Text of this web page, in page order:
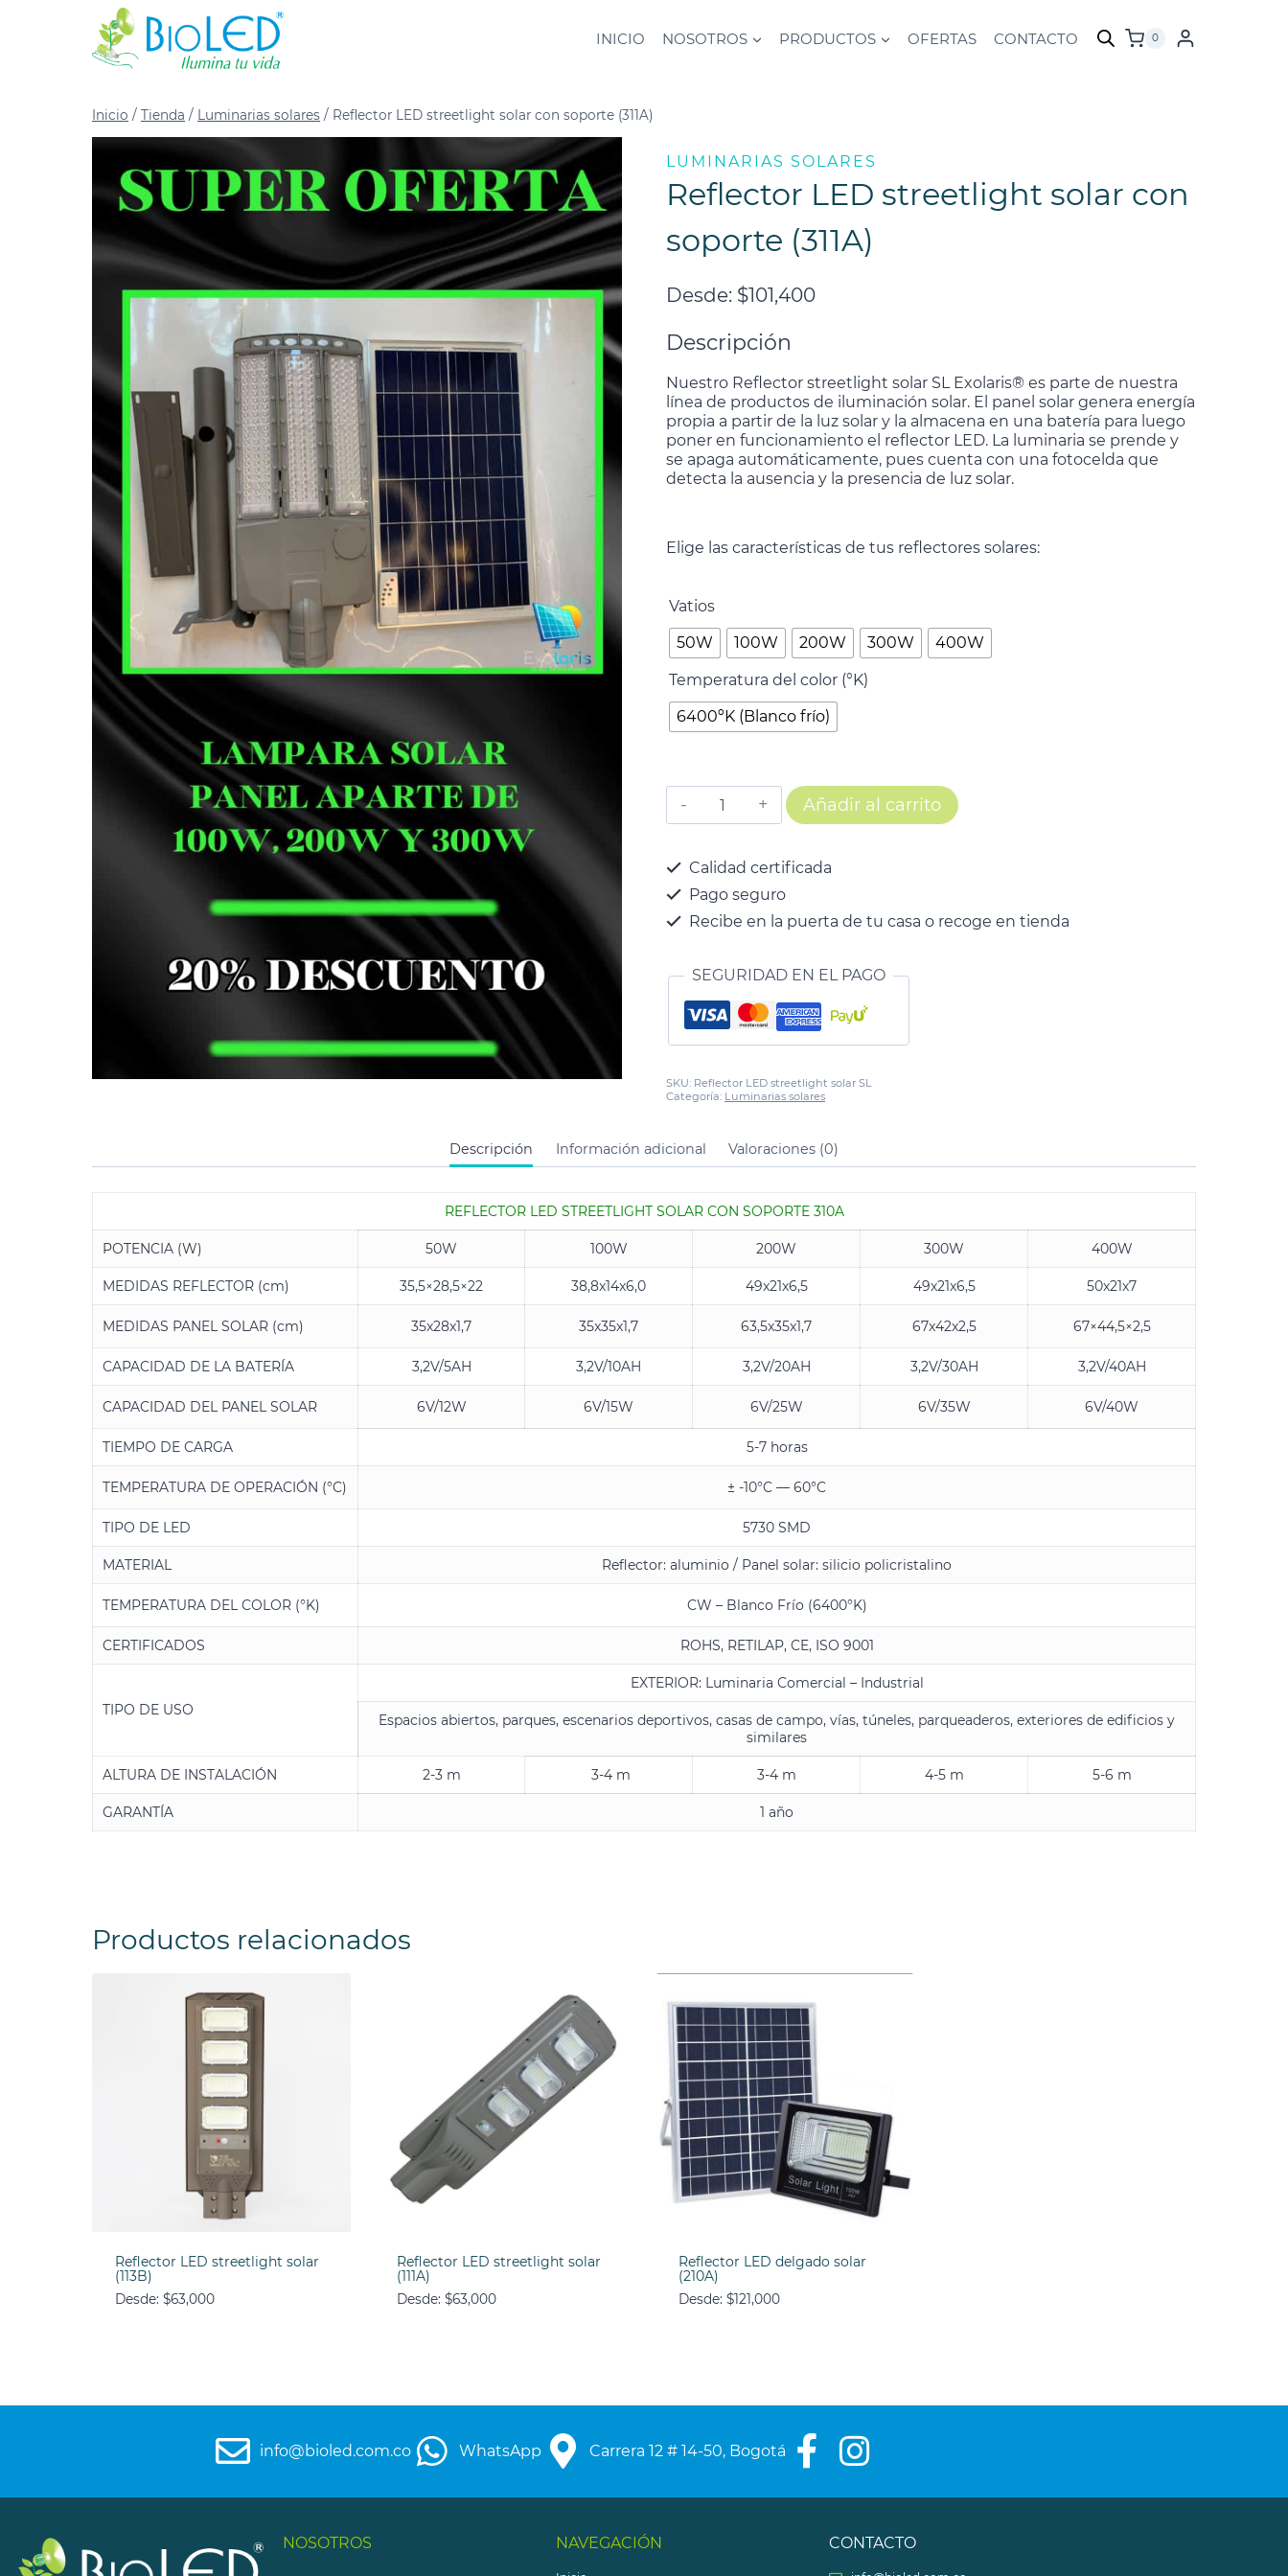
INICIO NOSOTROS PRODUCTOS OFERTAS CONTACTO 0
Inicio / Tienda / Luminarias solares / Reflector LED streetlight solar con soporte (311A)
LUMINARIAS SOLARES
Reflector LED streetlight solar con
soporte (311A)
Desde: $101,400
Descripción
Nuestro Reflector streetlight solar SL Exolaris® es parte de nuestra
línea de productos de iluminación solar. El panel solar genera energía
propia a partir de la luz solar y la almacena en una batería para luego
poner en funcionamiento el reflector LED. La luminaria se prende y
se apaga automáticamente, pues cuenta con una fotocelda que
detecta la ausencia y la presencia de luz solar.
Elige las características de tus reflectores solares:
Vatios
50W 100W 200W 300W 400W
Temperatura del color (°K)
6400ºK (Blanco frío)
Añadir al carrito
Calidad certificada
Pago seguro
Recibe en la puerta de tu casa o recoge en tienda
SEGURIDAD EN EL PAGO
SKU: Reflector LED streetlight solar SL
Categoría: Luminarias solares
Descripción Información adicional Valoraciones (0)
REFLECTOR LED STREETLIGHT SOLAR CON SOPORTE 310A
POTENCIA (W) 50W 100W 200W 300W 400W
MEDIDAS REFLECTOR (cm) 35,5×28,5×22 38,8x14x6,0 49x21x6,5 49x21x6,5 50x21x7
MEDIDAS PANEL SOLAR (cm) 35x28x1,7 35x35x1,7 63,5x35x1,7 67x42x2,5 67×44,5×2,5
CAPACIDAD DE LA BATERÍA 3,2V/5AH 3,2V/10AH 3,2V/20AH 3,2V/30AH 3,2V/40AH
CAPACIDAD DEL PANEL SOLAR 6V/12W 6V/15W 6V/25W 6V/35W 6V/40W
TIEMPO DE CARGA 5-7 horas
TEMPERATURA DE OPERACIÓN (°C) ± -10°C — 60°C
TIPO DE LED 5730 SMD
MATERIAL Reflector: aluminio / Panel solar: silicio policristalino
TEMPERATURA DEL COLOR (°K) CW – Blanco Frío (6400°K)
CERTIFICADOS ROHS, RETILAP, CE, ISO 9001
TIPO DE USO
EXTERIOR: Luminaria Comercial – Industrial
Espacios abiertos, parques, escenarios deportivos, casas de campo, vías, túneles, parqueaderos, exteriores de edificios y
similares
ALTURA DE INSTALACIÓN 2-3 m 3-4 m 3-4 m 4-5 m 5-6 m
GARANTÍA 1 año
Productos relacionados
Reflector LED streetlight solar
(113B)
Desde: $63,000
Reflector LED streetlight solar
(111A)
Desde: $63,000
Reflector LED delgado solar
(210A)
Desde: $121,000
info@bioled.com.co WhatsApp Carrera 12 # 14-50, Bogotá
NOSOTROS NAVEGACIÓN CONTACTO